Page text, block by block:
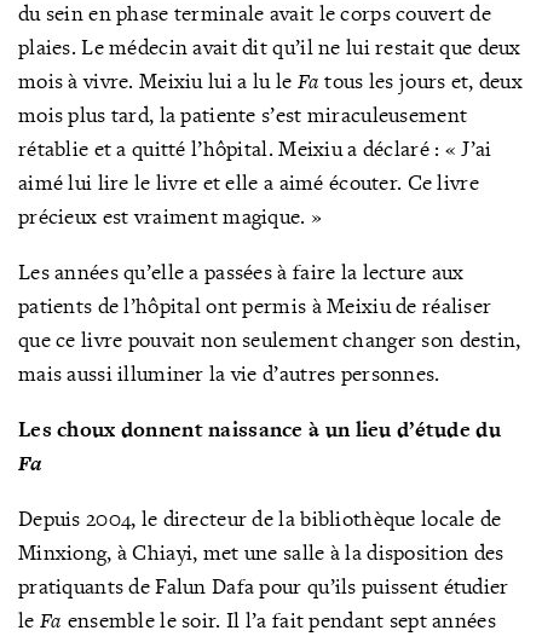
du sein en phase terminale avait le corps couvert de
plaies. Le médecin avait dit qu’il ne lui restait que deux
mois à vivre. Meixiu lui a lu le Fa tous les jours et, deux
mois plus tard, la patiente s’est miraculeusement
rétablie et a quitté l’hôpital. Meixiu a déclaré : « J’ai
aimé lui lire le livre et elle a aimé écouter. Ce livre
précieux est vraiment magique. »
Les années qu’elle a passées à faire la lecture aux
patients de l’hôpital ont permis à Meixiu de réaliser
que ce livre pouvait non seulement changer son destin,
mais aussi illuminer la vie d’autres personnes.
Les choux donnent naissance à un lieu d’étude du
Fa
Depuis 2004, le directeur de la bibliothèque locale de
Minxiong, à Chiayi, met une salle à la disposition des
pratiquants de Falun Dafa pour qu’ils puissent étudier
le Fa ensemble le soir. Il l’a fait pendant sept années